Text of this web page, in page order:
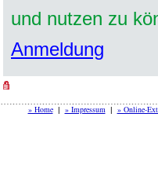
und nutzen zu
Anmeldung
» Home | » Impressum | » Online-